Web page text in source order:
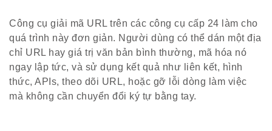
Công cụ giải mã URL trên các công cụ cấp 24 làm cho
quá trình này đơn giản. Người dùng có thể dán một địa
chỉ URL hay giá trị văn bản bình thường, mã hóa nó
ngay lập tức, và sử dụng kết quả như liên kết, hình
thức, APIs, theo dõi URL, hoặc gỡ lỗi dòng làm việc
mà không cần chuyển đổi ký tự bằng tay.